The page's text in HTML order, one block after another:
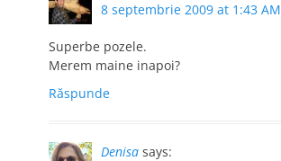
8 septembrie 2009 at 1:43 AM
Superbe pozele.
Merem maine inapoi?
Răspunde
Denisa says: